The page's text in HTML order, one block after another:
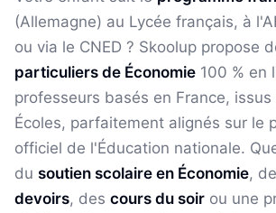
(Allemagne) au Lycée français, à
ou via le CNED ? Skoolup propose
particuliers de Économie 100 % en
professeurs basés en France,
Écoles, parfaitement alignés sur le
officiel de l'Éducation nationale.
du soutien scolaire en Économie,
devoirs, des cours du soir ou une